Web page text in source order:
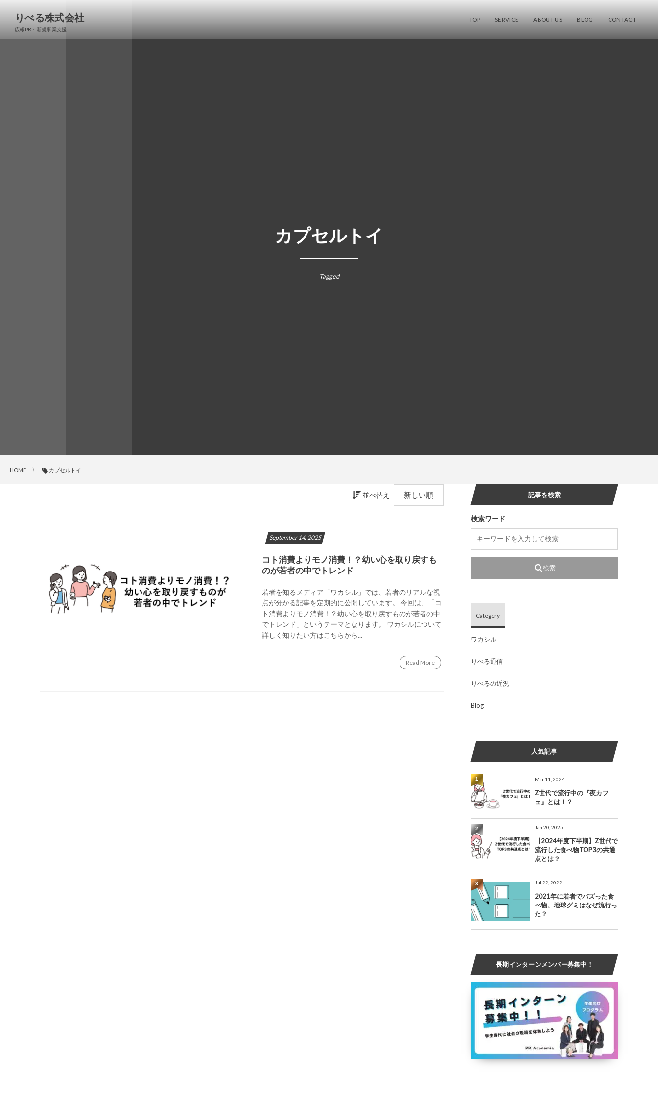
りべる株式会社
広報PR・新規事業支援
TOP SERVICE ABOUT US BLOG CONTACT
カプセルトイ
Tagged
HOME カプセルトイ
並べ替え
September 14,2025
コト消費よりモノ消費！？幼い心を取り戻すも
のが若者の中でトレンド
若者を知るメディア「ワカシル」では、若者のリアルな視
点が分かる記事を定期的に公開しています。 今回は、「コ
ト消費よりモノ消費！？幼い心を取り戻すものが若者の中
でトレンド」というテーマとなります。 ワカシルについて
詳しく知りたい方はこちらから...
Read More
記事を検索
検索ワード
検索
Category
ワカシル
りべる通信
りべるの近況
Blog
人気記事
Mar 11, 2024
Z世代で流行中の『夜カフ
ェ』とは！？
1
Jan 20, 2025
【2024年度下半期】Z世代で
流行した食べ物TOP3の共通
点とは？
2
Jul 22, 2022
2021年に若者でバズった食
べ物、地球グミはなぜ流行っ
た？
3
長期インターンメンバー募集中！